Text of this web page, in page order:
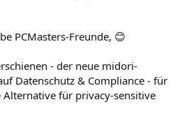
PCMasters-Freunde, 😊
- der neue midori-
Datenschutz & Compliance - für
Alternative für privacy-sensitive